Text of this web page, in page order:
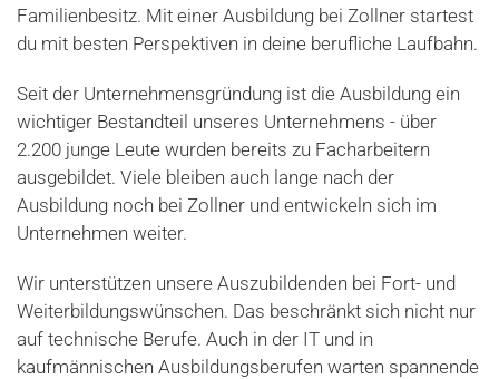
Familienbesitz. Mit einer Ausbildung bei Zollner startest
du mit besten Perspektiven in deine berufliche Laufbahn.
Seit der Unternehmensgründung ist die Ausbildung ein
wichtiger Bestandteil unseres Unternehmens - über
2.200 junge Leute wurden bereits zu Facharbeitern
ausgebildet. Viele bleiben auch lange nach der
Ausbildung noch bei Zollner und entwickeln sich im
Unternehmen weiter.
Wir unterstützen unsere Auszubildenden bei Fort- und
Weiterbildungswünschen. Das beschränkt sich nicht nur
auf technische Berufe. Auch in der IT und in
kaufmännischen Ausbildungsberufen warten spannende